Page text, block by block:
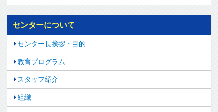
センターについて
センター長挨拶・目的
教育プログラム
スタッフ紹介
組織